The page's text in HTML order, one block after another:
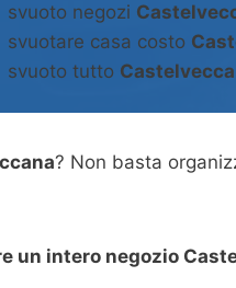
svuoto negozi
svuotare casa costo
svuoto tutto
? Non basta
un intero negozio